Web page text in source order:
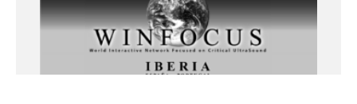
Curso Ecografía Torácica
Universitat de Lleida. Campus de Cappont